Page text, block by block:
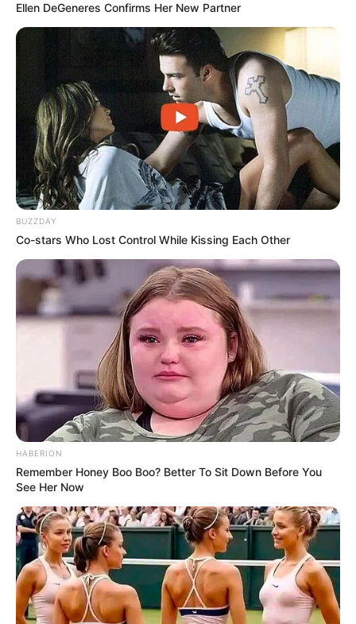
Ellen DeGeneres Confirms Her New Partner
BUZZDAY
Co-stars Who Lost Control While Kissing Each Other
HABERION
Remember Honey Boo Boo? Better To Sit Down Before You
See Her Now